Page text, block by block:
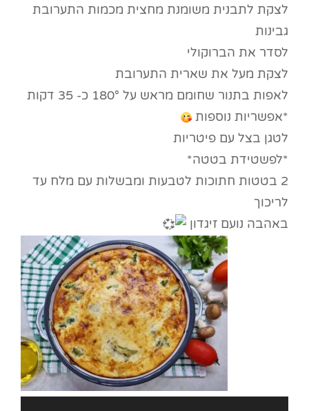
לצקת לתבנית משומנת מחצית מכמות התערובת
גבינות
לסדר את הברוקולי
לצקת מעל את שארית התערובת
לאפות בתנור שחומם מראש על 180° כ- 35 דקות
*אפשריות נוספות
לטגן בצל עם פיטריות
*לפשטידת בטטה*
2 בטטות חתוכות לטבעות ומבשלות עם מלח עד
לריכוך
באהבה נועם זיגדון